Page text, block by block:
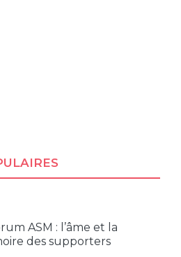
ASM : l’âme et la
des supporters